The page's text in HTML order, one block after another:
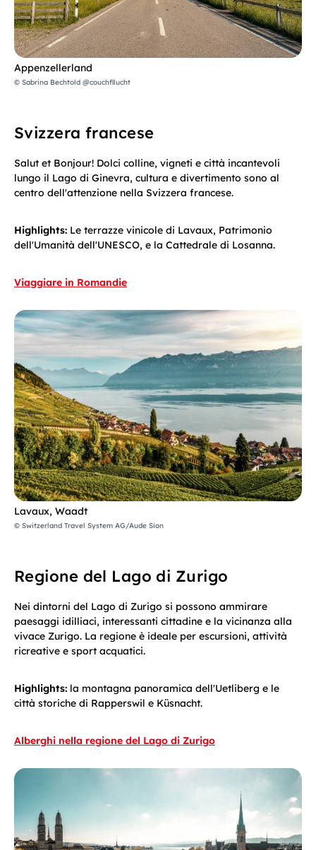
Appenzellerland
© Sabrina Bechtold @couchfllucht
Svizzera francese
Salut et Bonjour! Dolci colline, vigneti e città incantevoli
lungo il Lago di Ginevra, cultura e divertimento sono al
centro dell'attenzione nella Svizzera francese.
Highlights: Le terrazze vinicole di Lavaux, Patrimonio
dell'Umanità dell'UNESCO, e la Cattedrale di Losanna.
Viaggiare in Romandie
Lavaux, Waadt
© Switzerland Travel System AG/Aude Sion
Regione del Lago di Zurigo
Nei dintorni del Lago di Zurigo si possono ammirare
paesaggi idilliaci, interessanti cittadine e la vicinanza alla
vivace Zurigo. La regione è ideale per escursioni, attività
ricreative e sport acquatici.
Highlights: la montagna panoramica dell'Uetliberg e le
città storiche di Rapperswil e Küsnacht.
Alberghi nella regione del Lago di Zurigo